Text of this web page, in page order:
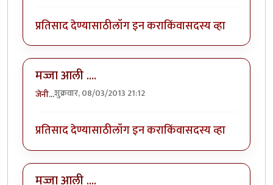
प्रतिसाद देण्यासाठीलॉग इन कराकिंवासदस्य व्हा
मज्जा आली ....
जेनी...शुक्रवार, 08/03/2013 21:12
प्रतिसाद देण्यासाठीलॉग इन कराकिंवासदस्य व्हा
मज्जा आली ....